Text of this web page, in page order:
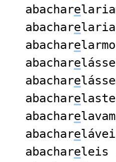
abachare
abachare
abachare
abachare
abachare
abacharelaste
abacharelavam
abachare
abachareleis